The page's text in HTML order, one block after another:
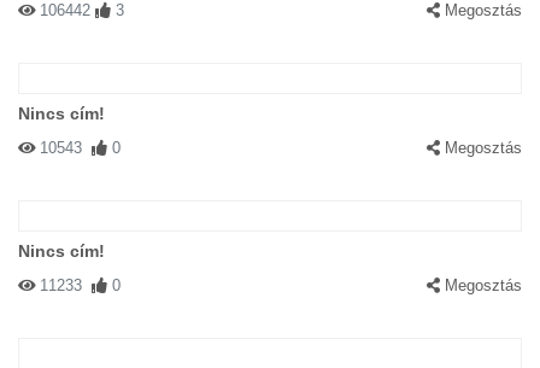
106442 3 Megosztás
Nincs cím!
10543 0 Megosztás
Nincs cím!
11233 0 Megosztás